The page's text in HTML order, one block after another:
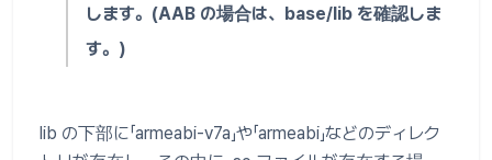
します。(AAB の場合は、base/lib を確認しま
す。)
lib の下部に「armeabi-v7a」や「armeabi」などのディレク